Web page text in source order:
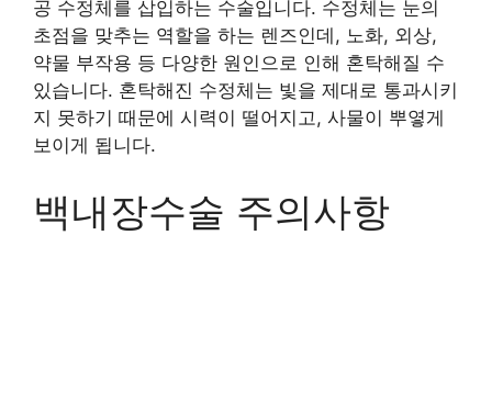
공 수정체를 삽입하는 수술입니다. 수정체는 눈의
초점을 맞추는 역할을 하는 렌즈인데, 노화, 외상,
약물 부작용 등 다양한 원인으로 인해 혼탁해질 수
있습니다. 혼탁해진 수정체는 빛을 제대로 통과시키
지 못하기 때문에 시력이 떨어지고, 사물이 뿌옇게
보이게 됩니다.
백내장수술 주의사항